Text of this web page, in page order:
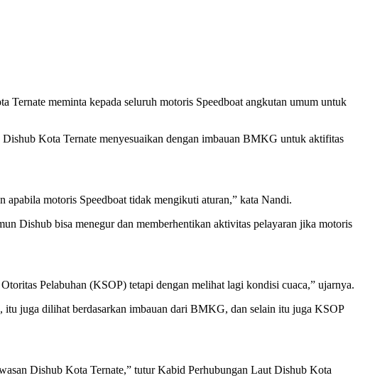
meminta kepada seluruh motoris Speedboat angkutan umum untuk
Kota Ternate menyesuaikan dengan imbauan BMKG untuk aktifitas
apabila motoris Speedboat tidak mengikuti aturan,” kata Nandi.
Dishub bisa menegur dan memberhentikan aktivitas pelayaran jika motoris
Pelabuhan (KSOP) tetapi dengan melihat lagi kondisi cuaca,” ujarnya.
juga dilihat berdasarkan imbauan dari BMKG, dan selain itu juga KSOP
Dishub Kota Ternate,” tutur Kabid Perhubungan Laut Dishub Kota